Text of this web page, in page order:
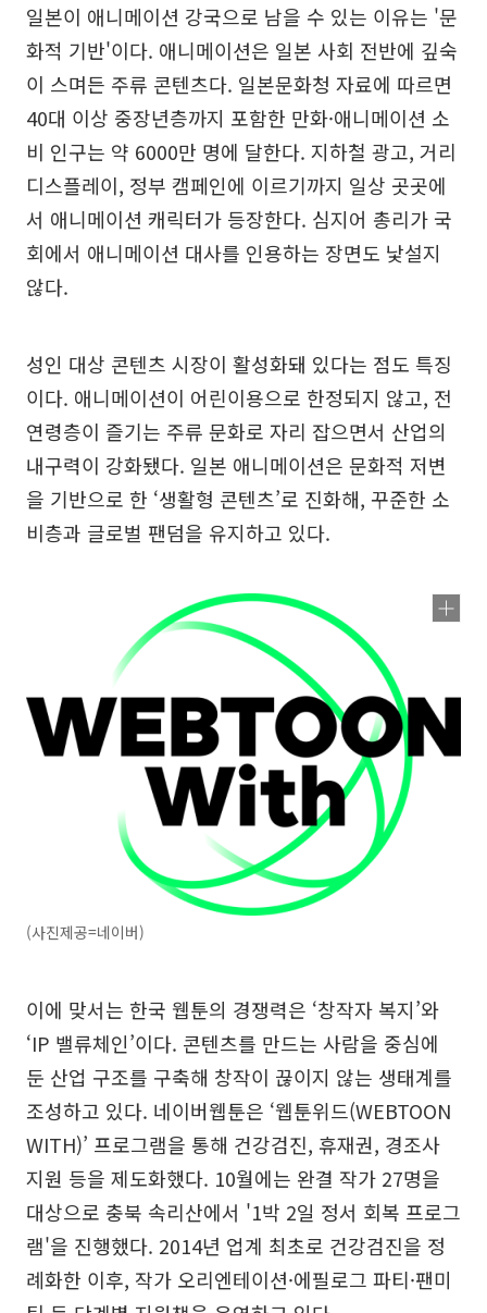
일본이 애니메이션 강국으로 남을 수 있는 이유는 '문
화적 기반'이다. 애니메이션은 일본 사회 전반에 깊숙
이 스며든 주류 콘텐츠다. 일본문화청 자료에 따르면
40대 이상 중장년층까지 포함한 만화·애니메이션 소
비 인구는 약 6000만 명에 달한다. 지하철 광고, 거리
디스플레이, 정부 캠페인에 이르기까지 일상 곳곳에
서 애니메이션 캐릭터가 등장한다. 심지어 총리가 국
회에서 애니메이션 대사를 인용하는 장면도 낯설지
않다.
성인 대상 콘텐츠 시장이 활성화돼 있다는 점도 특징
이다. 애니메이션이 어린이용으로 한정되지 않고, 전
연령층이 즐기는 주류 문화로 자리 잡으면서 산업의
내구력이 강화됐다. 일본 애니메이션은 문화적 저변
을 기반으로 한 ‘생활형 콘텐츠’로 진화해, 꾸준한 소
비층과 글로벌 팬덤을 유지하고 있다.
(사진제공=네이버)
이에 맞서는 한국 웹툰의 경쟁력은 ‘창작자 복지’와
‘IP 밸류체인’이다. 콘텐츠를 만드는 사람을 중심에
둔 산업 구조를 구축해 창작이 끊이지 않는 생태계를
조성하고 있다. 네이버웹툰은 ‘웹툰위드(WEBTOON
WITH)’ 프로그램을 통해 건강검진, 휴재권, 경조사
지원 등을 제도화했다. 10월에는 완결 작가 27명을
대상으로 충북 속리산에서 '1박 2일 정서 회복 프로그
램'을 진행했다. 2014년 업계 최초로 건강검진을 정
례화한 이후, 작가 오리엔테이션·에필로그 파티·팬미